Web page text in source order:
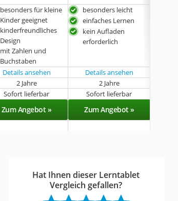
besonders für kleine
Kinder geeignet
kinderfreundliches
Design
mit Zahlen und
Buchstaben
besonders leicht
einfaches Lernen
kein Aufladen
erforderlich
Details ansehen Details ansehen
2 Jahre
2 Jahre
Sofort lieferbar Sofort lieferbar
Zum Angebot » Zum Angebot »
Hat Ihnen dieser Lerntablet
Vergleich gefallen?